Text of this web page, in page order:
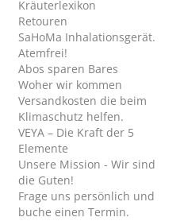
Kräuterlexikon
Retouren
SaHoMa Inhalationsgerät.
Atemfrei!
Abos sparen Bares
Woher wir kommen
Versandkosten die beim
Klimaschutz helfen.
VEYA – Die Kraft der 5
Elemente
Unsere Mission - Wir sind
die Guten!
Frage uns persönlich und
buche einen Termin.